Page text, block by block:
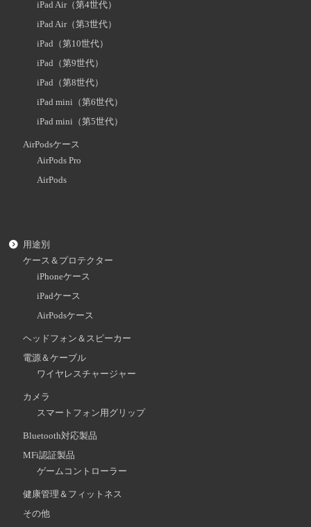
iPad Air（第4世代）
iPad Air（第3世代）
iPad（第10世代）
iPad（第9世代）
iPad（第8世代）
iPad mini（第6世代）
iPad mini（第5世代）
AirPodsケース
AirPods Pro
AirPods
用途別
ケース＆プロテクター
iPhoneケース
iPadケース
AirPodsケース
ヘッドフォン＆スピーカー
電源＆ケーブル
ワイヤレスチャージャー
カメラ
スマートフォン用グリップ
Bluetooth対応製品
MFi認証製品
ゲームコントローラー
健康管理＆フィットネス
その他